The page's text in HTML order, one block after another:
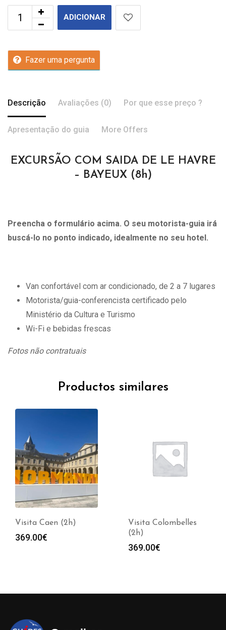
ADICIONAR
Fazer uma pergunta
Descrição Avaliações (0) Por que esse preço ?
Apresentação do guia More Offers
EXCURSÃO COM SAIDA DE LE HAVRE
– BAYEUX (8h)
Preencha o formulário acima. O seu motorista-guia irá
buscá-lo no ponto indicado, idealmente no seu hotel.
Van confortável com ar condicionado, de 2 a 7 lugares
Motorista/guia-conferencista certificado pelo
Ministério da Cultura e Turismo
Wi-Fi e bebidas frescas
Fotos não contratuais
Productos similares
Visita Caen (2h)
369.00€
Visita Colombelles
(2h)
369.00€